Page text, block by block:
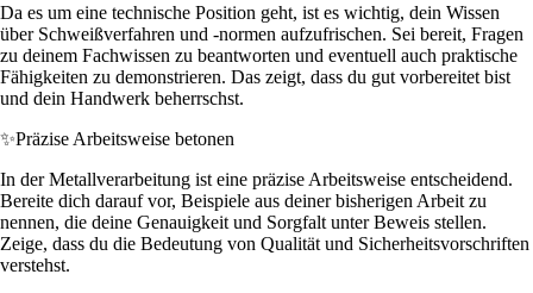
Da es um eine technische Position geht, ist es wichtig, dein Wissen
über Schweißverfahren und -normen aufzufrischen. Sei bereit, Fragen
zu deinem Fachwissen zu beantworten und eventuell auch praktische
Fähigkeiten zu demonstrieren. Das zeigt, dass du gut vorbereitet bist
und dein Handwerk beherrschst.
✨Präzise Arbeitsweise betonen
In der Metallverarbeitung ist eine präzise Arbeitsweise entscheidend.
Bereite dich darauf vor, Beispiele aus deiner bisherigen Arbeit zu
nennen, die deine Genauigkeit und Sorgfalt unter Beweis stellen.
Zeige, dass du die Bedeutung von Qualität und Sicherheitsvorschriften
verstehst.